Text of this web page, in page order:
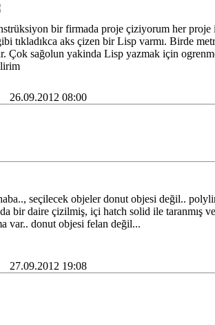
bir firmada proje çiziyorum her proje
tıkladıkca aks çizen bir Lisp varmı. Birde
Çok sağolun yakinda Lisp yazmak için
26.09.2012 08:00
seçilecek objeler donut objesi değil..
bir daire çizilmiş, içi hatch solid ile taranmış
var.. donut objesi felan değil...
27.09.2012 19:08